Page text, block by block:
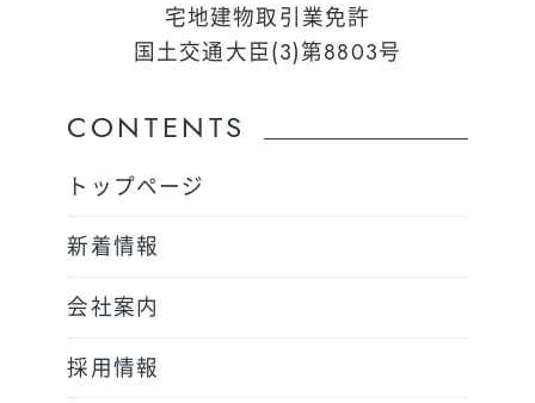
宅地建物取引業免許
国土交通大臣(3)第8803号
CONTENTS
トップページ
新着情報
会社案内
採用情報